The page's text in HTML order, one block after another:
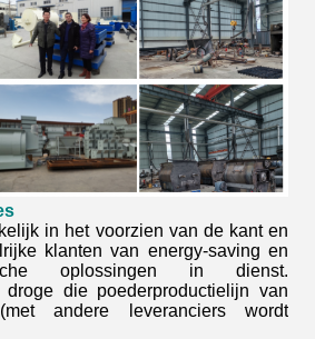
in het voorzien van de kant en
klanten van energy-saving en
oplossingen in dienst.
droge die poederproductielijn van
andere leveranciers wordt